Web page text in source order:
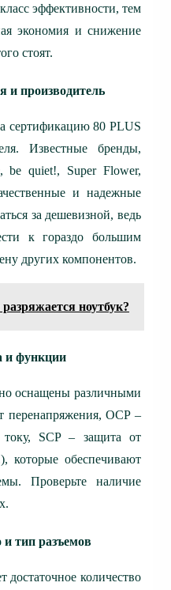
эффективности, тем
экономия и снижение
стоят.
и производитель
сертификацию 80 PLUS
Известные бренды,
be quiet!, Super Flower,
и надежные
за дешевизной, ведь
к гораздо большим
других компонентов.
ноутбук?
и функции
оснащены различными
перенапряжения, OCP –
SCP – защита от
которые обеспечивают
Проверьте наличие
и тип разъемов
достаточное количество